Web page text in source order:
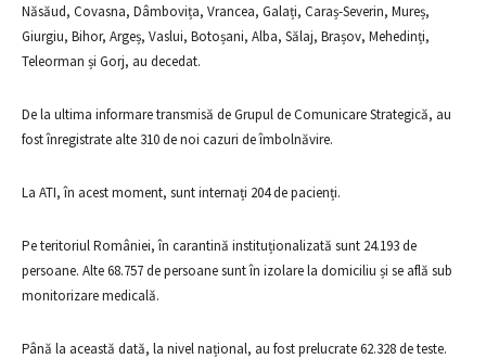
Năsăud, Covasna, Dâmbovița, Vrancea, Galați, Caraș-Severin, Mureș,
Giurgiu, Bihor, Argeș, Vaslui, Botoșani, Alba, Sălaj, Brașov, Mehedinți,
Teleorman și Gorj, au decedat.
De la ultima informare transmisă de Grupul de Comunicare Strategică, au
fost înregistrate alte 310 de noi cazuri de îmbolnăvire.
La ATI, în acest moment, sunt internați 204 de pacienți.
Pe teritoriul României, în carantină instituționalizată sunt 24.193 de
persoane. Alte 68.757 de persoane sunt în izolare la domiciliu și se află sub
monitorizare medicală.
Până la această dată, la nivel național, au fost prelucrate 62.328 de teste.